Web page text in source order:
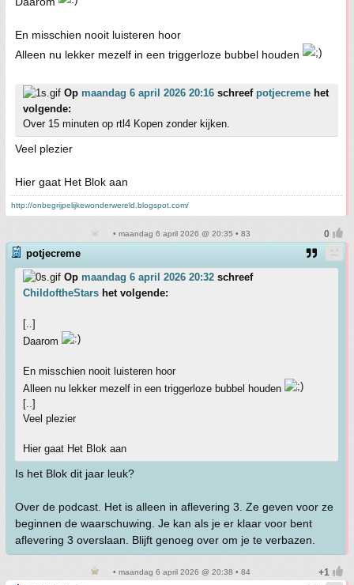
En misschien nooit luisteren hoor
Alleen nu lekker mezelf in een triggerloze bubbel houden
Op maandag 6 april 2026 20:16 schreef potjecreme het
volgende:
Over 15 minuten op rtl4 Kopen zonder kijken.
Veel plezier
Hier gaat Het Blok aan
http://onbegrijpelijkewonderwereld.blogspot.com/
• maandag 6 april 2026 @ 20:35 • 83
potjecreme
Op maandag 6 april 2026 20:32 schreef
ChildoftheStars het volgende:
[..]
Daarom
En misschien nooit luisteren hoor
Alleen nu lekker mezelf in een triggerloze bubbel houden
[..]
Veel plezier
Hier gaat Het Blok aan
Is het Blok dit jaar leuk?
Over de podcast. Het is alleen in aflevering 3. Ze geven voor ze
beginnen de waarschuwing. Je kan als je er klaar voor bent
aflevering 3 overslaan. Blijft genoeg over om je te verbazen.
• maandag 6 april 2026 @ 20:38 • 84